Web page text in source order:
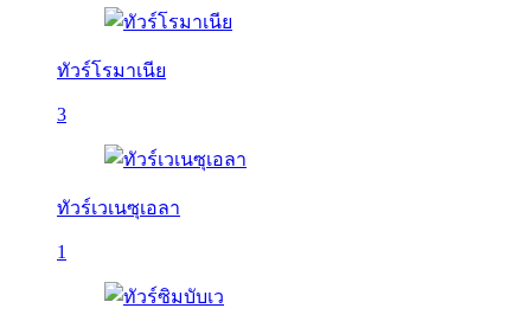
ทัวร์โรมาเนีย
3
ทัวร์เวเนซุเอลา
1